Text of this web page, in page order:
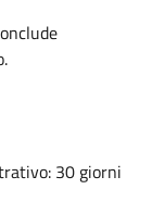
30 giorni